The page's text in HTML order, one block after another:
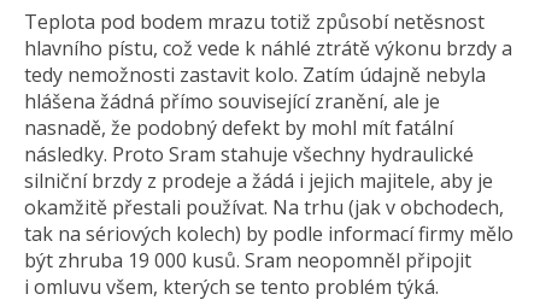
Teplota pod bodem mrazu totiž způsobí netěsnost
hlavního pístu, což vede k náhlé ztrátě výkonu brzdy a
tedy nemožnosti zastavit kolo. Zatím údajně nebyla
hlášena žádná přímo související zranění, ale je
nasnadě, že podobný defekt by mohl mít fatální
následky. Proto Sram stahuje všechny hydraulické
silniční brzdy z prodeje a žádá i jejich majitele, aby je
okamžitě přestali používat. Na trhu (jak v obchodech,
tak na sériových kolech) by podle informací firmy mělo
být zhruba 19 000 kusů. Sram neopomněl připojit
i omluvu všem, kterých se tento problém týká.